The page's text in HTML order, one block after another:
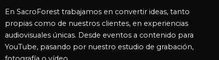
En SacroForest trabajamos en convertir ideas, tanto
propias como de nuestros clientes, en experiencias
audiovisuales únicas. Desde eventos a contenido para
YouTube, pasando por nuestro estudio de grabación,